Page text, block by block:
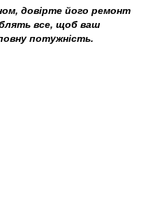
довірте його ремонт
все, щоб ваш
потужність.